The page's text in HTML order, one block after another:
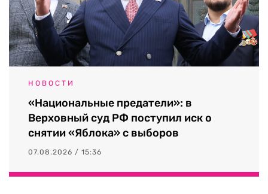
НОВОСТИ
«Национальные предатели»: в
Верховный суд РФ поступил иск о
снятии «Яблока» с выборов
07.08.2026 / 15:36